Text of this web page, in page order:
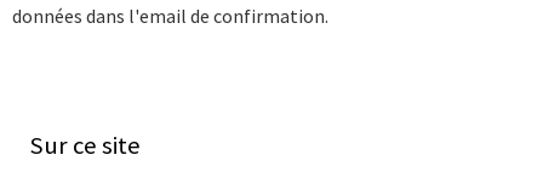
données dans l'email de confirmation.
Sur ce site